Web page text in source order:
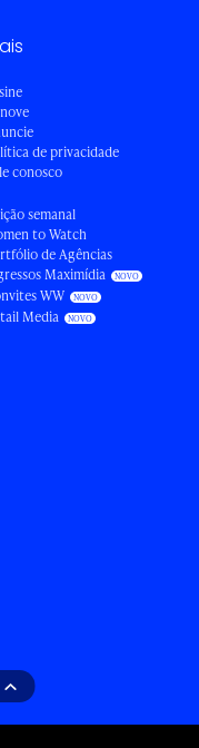
de privacidade
conosco
semanal
to Watch
de Agências
Maximídia
WW
Media